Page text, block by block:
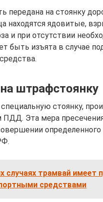
на стоянку
находятся ядовитые,
и при отсутствии
быть изъята в случае
штрафстоянку
стоянку,
Эта мера
случаях трамвай имеет
средствами